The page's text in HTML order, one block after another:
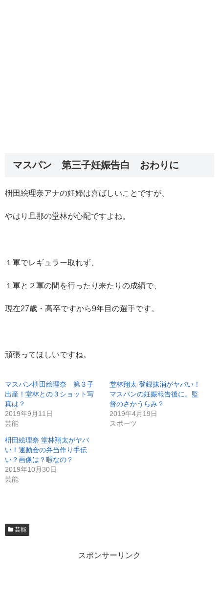
マスパン 第三子妊娠告白 おわりに
枡田絵理奈アナの妊婦は喜ばしいことですが、
やはり旦那の堂林が心配ですよね。
１軍でレギュラー取れず、
１軍と２軍の間を行ったり来たりの成績で、
現在27歳・高卒ですから9年目の選手です。
頑張ってほしいですね。
マスパン枡田絵理奈 第３子
出産！堂林との３ショット写
真は？
2019年9月11日
芸能
堂林翔太 登録抹消がヤバい！
マスパンの妊娠報告後に。監
督のさかうらみ？
2019年4月19日
スポーツ
枡田絵理奈 堂林翔太がヤバ
い！運動会の弁当作り手伝
い？画像は？暇なの？
2019年10月30日
芸能
芸能
スポンサーリンク